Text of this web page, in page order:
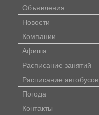
Объявления
Новости
Компании
Афиша
Расписание занятий
Расписание автобусов
Погода
Контакты